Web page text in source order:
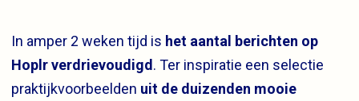
In amper 2 weken tijd is het aantal berichten op
Hoplr verdrievoudigd . Ter inspiratie een selectie
praktijkvoorbeelden uit de duizenden mooie